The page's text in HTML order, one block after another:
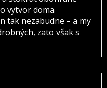
vytvor doma
tak nezabudne – a my
zato však s